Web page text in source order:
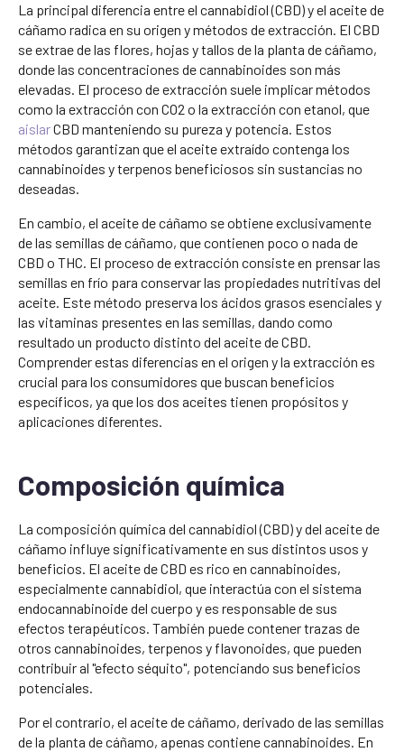
La principal diferencia entre el cannabidiol (CBD) y el aceite de
cáñamo radica en su origen y métodos de extracción. El CBD
se extrae de las flores, hojas y tallos de la planta de cáñamo,
donde las concentraciones de cannabinoides son más
elevadas. El proceso de extracción suele implicar métodos
como la extracción con CO2 o la extracción con etanol, que
aislarCBD manteniendo su pureza y potencia. Estos
métodos garantizan que el aceite extraído contenga los
cannabinoides y terpenos beneficiosos sin sustancias no
deseadas.
En cambio, el aceite de cáñamo se obtiene exclusivamente
de las semillas de cáñamo, que contienen poco o nada de
CBD o THC. El proceso de extracción consiste en prensar las
semillas en frío para conservar las propiedades nutritivas del
aceite. Este método preserva los ácidos grasos esenciales y
las vitaminas presentes en las semillas, dando como
resultado un producto distinto del aceite de CBD.
Comprender estas diferencias en el origen y la extracción es
crucial para los consumidores que buscan beneficios
específicos, ya que los dos aceites tienen propósitos y
aplicaciones diferentes.
Composición química
La composición química del cannabidiol (CBD) y del aceite de
cáñamo influye significativamente en sus distintos usos y
beneficios. El aceite de CBD es rico en cannabinoides,
especialmente cannabidiol, que interactúa con el sistema
endocannabinoide del cuerpo y es responsable de sus
efectos terapéuticos. También puede contener trazas de
otros cannabinoides, terpenos y flavonoides, que pueden
contribuir al "efecto séquito", potenciando sus beneficios
potenciales.
Por el contrario, el aceite de cáñamo, derivado de las semillas
de la planta de cáñamo, apenas contiene cannabinoides. En